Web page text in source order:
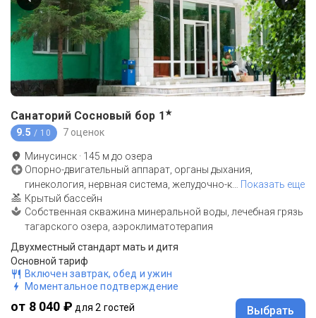
Санаторий Сосновый бор 1★
9.5 / 10 7 оценок
Минусинск · 145 м до озера
Опорно-двигательный аппарат, органы дыхания,
гинекология, нервная система, желудочно-к
Показать еще
Крытый бассейн
Собственная скважина минеральной воды, лечебная грязь
тагарского озера, аэроклиматотерапия
Двухместный стандарт мать и дитя
Основной тариф
Включен завтрак, обед и ужин
Моментальное подтверждение
от 8 040 ₽ для 2 гостей Выбрать